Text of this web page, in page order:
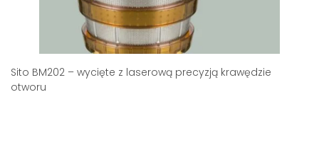
Sito BM202 – wycięte z laserową precyzją krawędzie
otworu